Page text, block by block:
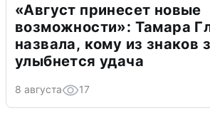
«Август принесет новые
возможности»: Тамара
назвала, кому из знаков
улыбнется удача
8 августа 17